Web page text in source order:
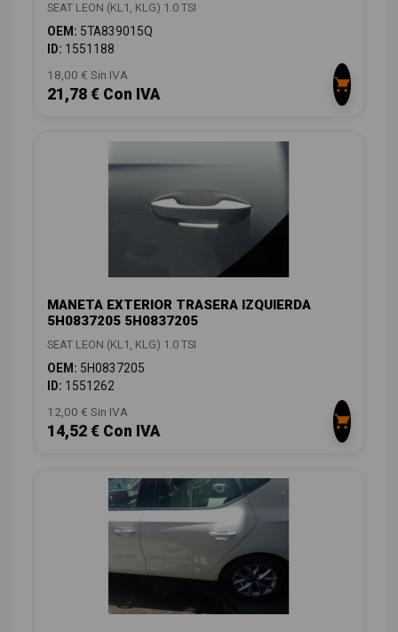
SEAT LEON (KL1, KLG) 1.0 TSI
OEM: 5TA839015Q
ID: 1551188
18,00 € Sin IVA
21,78 € Con IVA
MANETA EXTERIOR TRASERA IZQUIERDA
5H0837205 5H0837205
SEAT LEON (KL1, KLG) 1.0 TSI
OEM: 5H0837205
ID: 1551262
12,00 € Sin IVA
14,52 € Con IVA